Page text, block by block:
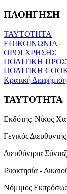
ΠΛΟΗΓΗΣΗ
ΤΑΥΤΟΤΗΤΑ
ΕΠΙΚΟΙΝΩΝΙΑ
ΟΡΟΙ ΧΡΗΣΗΣ
ΠΟΛΙΤΙΚΗ
ΠΟΛΙΤΙΚΗ
Κρατική Διαφήμιση
ΤΑΥΤΟΤΗΤΑ
Εκδότης: Νίκος
Γενικός
Διευθύντρια
Ιδιοκτησία -
Νόμιμος